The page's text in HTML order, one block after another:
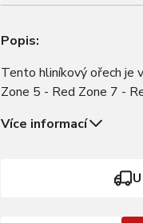
Popis:
Tento hliníkový ořech je
Zone 5 - Red Zone 7 -
Více informací